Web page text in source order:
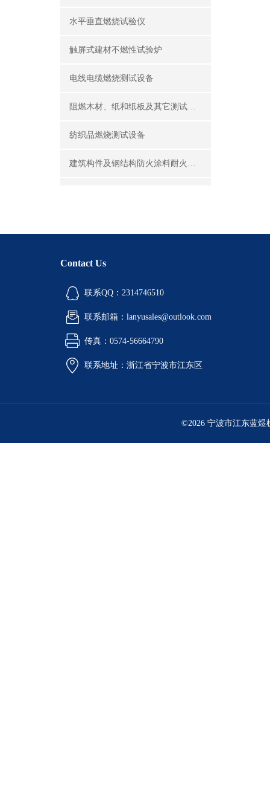
水平垂直燃烧试验仪
触屏式建材不燃性试验炉
电线电缆燃烧测试设备
阻燃木材、纸和纸板及其它测试设备
纺织品燃烧测试设备
建筑构件及钢结构防火涂料耐火性能试验设备
环境检测试验箱
油品检测仪器
Contact Us
联系QQ：2314746510
联系邮箱：lanyusales@outlook.com
传真：0574-56664790
联系地址：浙江省宁波市江东区
©2026 宁波市江东蓝